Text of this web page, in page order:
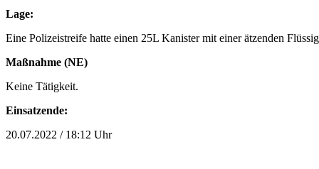
Lage:
Eine Polizeistreife hatte einen 25L Kanister mit einer ätzenden
Maßnahme (NE)
Keine Tätigkeit.
Einsatzende:
20.07.2022 / 18:12 Uhr